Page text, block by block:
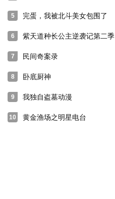
5 完蛋，我被北斗美女包围了
6 紫天道种长公主逆袭记第二季
7 民间奇案录
8 卧底厨神
9 我独自盗墓动漫
10 黄金渔场之明星电台